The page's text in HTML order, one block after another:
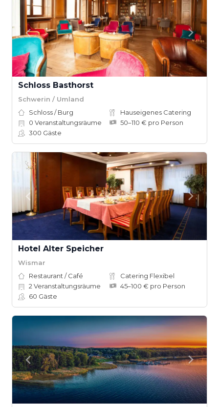
Schloss Basthorst
Schwerin / Umland
Schloss / Burg
Hauseigenes Catering
0 Veranstaltungsräume
50–110 € pro Person
300 Gäste
Hotel Alter Speicher
Wismar
Restaurant / Café
Catering Flexibel
2 Veranstaltungsräume
45–100 € pro Person
60 Gäste